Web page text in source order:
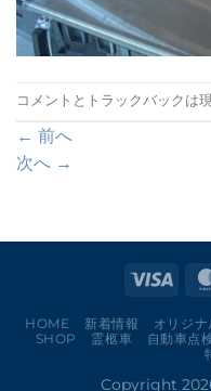
コメントとトラックバックは
← 前へ
次へ →
HOME 新着情報 オリジ
SHOP
霊柩車 自動車点
Copyright